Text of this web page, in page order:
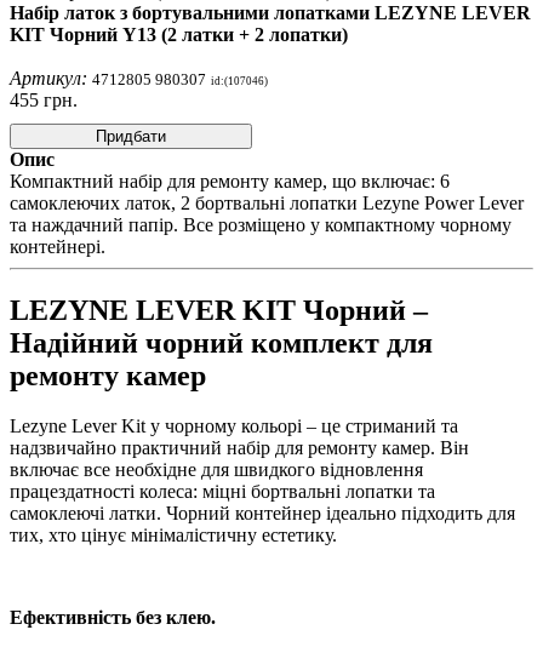
Набір латок з бортувальними лопатками LEZYNE LEVER
KIT Чорний Y13 (2 латки + 2 лопатки)
Артикул: 4712805 980307 id:(107046)
455 грн.
Придбати
Опис
Компактний набір для ремонту камер, що включає: 6
самоклеючих латок, 2 бортвальні лопатки Lezyne Power Lever
та наждачний папір. Все розміщено у компактному чорному
контейнері.
LEZYNE LEVER KIT Чорний –
Надійний чорний комплект для
ремонту камер
Lezyne Lever Kit у чорному кольорі – це стриманий та
надзвичайно практичний набір для ремонту камер. Він
включає все необхідне для швидкого відновлення
працездатності колеса: міцні бортвальні лопатки та
самоклеючі латки. Чорний контейнер ідеально підходить для
тих, хто цінує мінімалістичну естетику.
Ефективність без клею.